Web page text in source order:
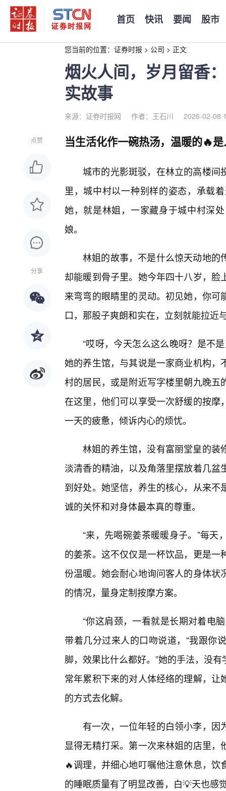
首页 快讯 要闻 股市
您当前的位置： 证券时报 > 公司 > 正文
烟火人间，岁月留香
实故事
来源：证券时报网 作者：王石川 2026-02-08
点赞
分享
当生活化作一碗热汤，温暖的🔥
城市的光影斑驳，在林立的高楼间
里，城中村以一种别样的姿态，承载
她，就是林姐，一家藏身于城中村深
娘。
林姐的故事，不是什么惊天动地的
却能暖到骨子里。她今年四十八岁，
来弯弯的眼睛里的灵动。初见她，你
口，那股子爽朗和实在，立刻就能拉近
“哎呀，今天怎么这么晚呀？是不
她的养生馆，与其说是一家商业机构
村的居民，或是附近写字楼里朝九晚
在这里，他们可以享受一次舒缓的按
一天的疲惫，倾诉内心的烦忧。
林姐的养生馆，没有富丽堂皇的装
淡清香的精油，以及角落里摆放着几
到好处。她坚信，养生的核心，从来
诚的关怀和对身体最本真的尊重。
“来，先喝碗姜茶暖暖身子。”每
的姜茶。这不仅仅是一杯饮品，更是
份温暖。她会耐心地询问客人的身体
的情况，量身定制按摩方案。
“你这肩颈，一看就是长期对着电
带着几分过来人的口吻说道，“我跟你
脚，效果比什么都好。”她的手法，没
常年累积下来的对人体经络的理解，
的方式去化解。
有一次，一位年轻的白领小李，
显得无精打采。第一次来林姐的店里
🔥调理，并细心地叮嘱他注意休息，
的睡眠质量有了明显改善，白💡天也感